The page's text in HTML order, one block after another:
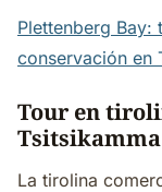
Plettenberg
conservación en
Tour en
Tsitsikamma
La tirolina